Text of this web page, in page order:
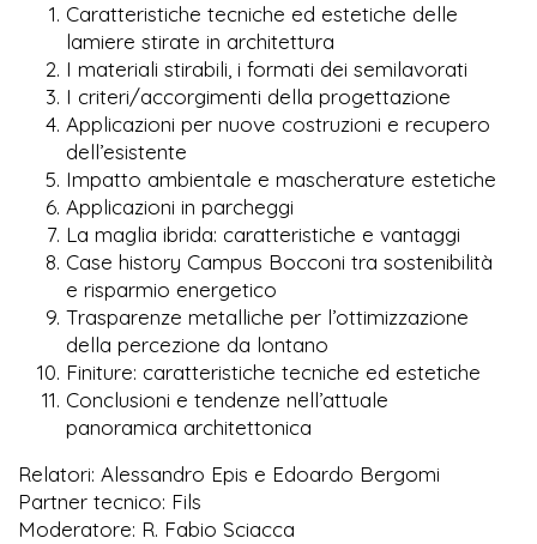
Caratteristiche tecniche ed estetiche delle
lamiere stirate in architettura
I materiali stirabili, i formati dei semilavorati
I criteri/accorgimenti della progettazione
Applicazioni per nuove costruzioni e recupero
dell’esistente
Impatto ambientale e mascherature estetiche
Applicazioni in parcheggi
La maglia ibrida: caratteristiche e vantaggi
Case history Campus Bocconi tra sostenibilità
e risparmio energetico
Trasparenze metalliche per l’ottimizzazione
della percezione da lontano
Finiture: caratteristiche tecniche ed estetiche
Conclusioni e tendenze nell’attuale
panoramica architettonica
Relatori: Alessandro Epis e Edoardo Bergomi
Partner tecnico: Fils
Moderatore: R. Fabio Sciacca